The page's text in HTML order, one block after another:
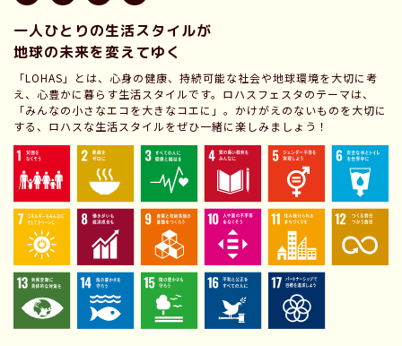
一人ひとりの生活スタイルが
地球の未来を変えてゆく
「LOHAS」とは、心身の健康、持続可能な社会や地球環境を大切に考
え、心豊かに暮らす生活スタイルです。ロハスフェスタのテーマは、
「みんなの小さなエコを大きなコエに」。かけがえのないものを大切に
する、ロハスな生活スタイルをぜひ一緒に楽しみましょう！